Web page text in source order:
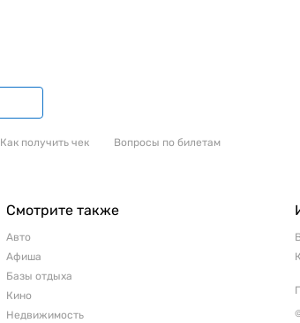
Как получить чек Вопросы по билетам
Смотрите также
Авто
Афиша
Базы отдыха
Кино
Недвижимость